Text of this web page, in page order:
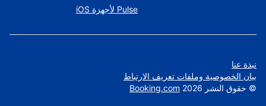
Pulse لأجهزة iOS
نبذة عنا
بيان الخصوصية وملفات تعريف الارتباط
© حقوق النشر Booking.com 2026